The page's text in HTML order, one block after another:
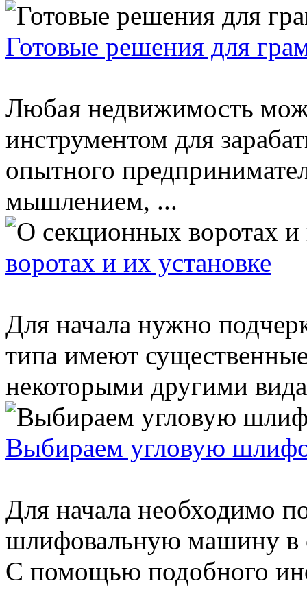
Готовые решения для
Любая недвижимость
инструментом для
опытного
мышлением, ...
воротах и их установке
Для начала нужно
типа имеют
некоторыми другими
Выбираем угловую
Для начала необходимо
шлифовальную машину в
С помощью подобного